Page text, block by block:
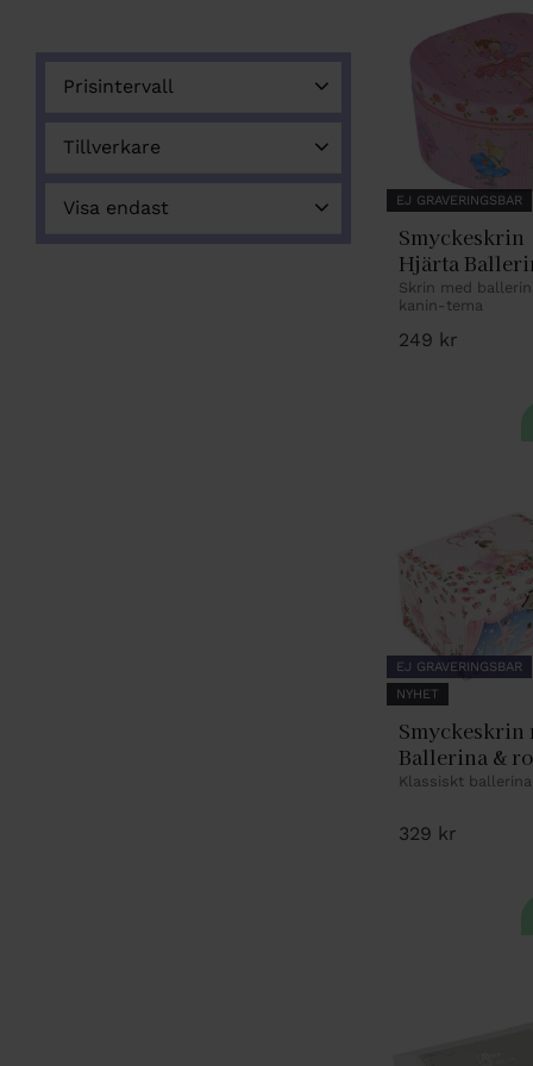
Prisintervall
Tillverkare
Visa endast EJ GRAVERINGSBAR
Smyckeskrin
Hjärta
och kaniner
Skrin med
kanin-tema
249 kr
EJ GRAVERINGSBAR
NYHET
Smyckeskrin
Ballerina &
Klassiskt
329 kr